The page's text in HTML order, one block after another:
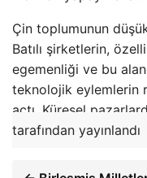
Çin toplumunun
Batılı şirketlerin,
egemenliği ve bu
teknolojik eylemlerin
açtı. Küresel
tarafından yayınlandı